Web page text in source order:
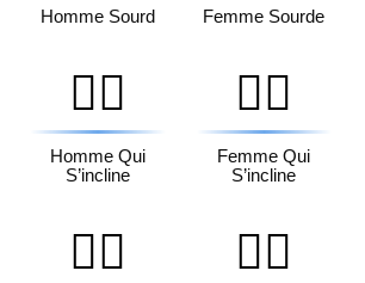
Homme Sourd Femme Sourde
🙇‍♂️
Homme Qui
S’incline
🙇‍♀️
Femme Qui
S’incline
🤦‍♂️ 🤦‍♀️